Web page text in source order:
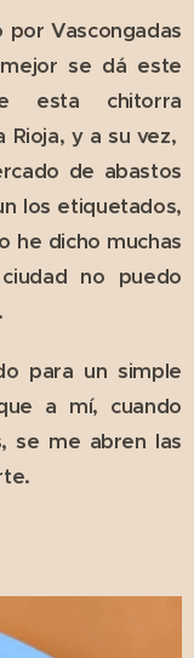
por Vascongadas
se dá este
esta chitorra
y a su vez,
de abastos
los etiquetados,
he dicho muchas
no puedo
para un simple
a mí, cuando
se me abren las